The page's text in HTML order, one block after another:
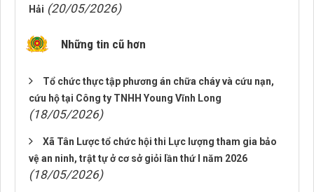
Hải (20/05/2026)
Những tin cũ hơn
Tổ chức thực tập phương án chữa cháy và cứu nạn,
cứu hộ tại Công ty TNHH Young Vĩnh Long
(18/05/2026)
Xã Tân Lược tổ chức hội thi Lực lượng tham gia bảo
vệ an ninh, trật tự ở cơ sở giỏi lần thứ I năm 2026
(18/05/2026)